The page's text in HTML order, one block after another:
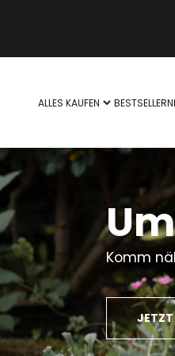
ALLES KAUFEN BESTSELLER
Komm
JETZT